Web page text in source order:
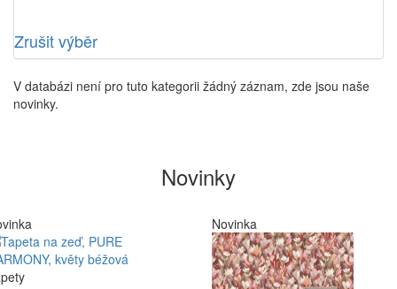
Zrušit výběr
V databázi není pro tuto kategorii žádný záznam, zde jsou naše
novinky.
Novinky
Novinka